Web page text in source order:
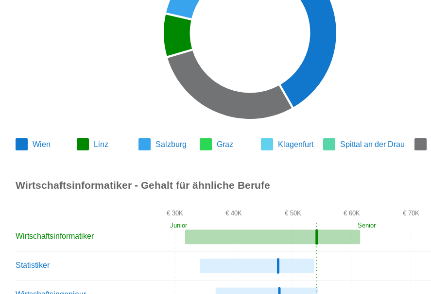
Wien Linz Salzburg Graz Klagenfurt Spittal an der Drau
Wirtschaftsinformatiker - Gehalt für ähnliche Berufe
Wirtschaftsinformatiker
Statistiker
€ 30K € 40K € 50K € 60K € 70K
Junior Senior